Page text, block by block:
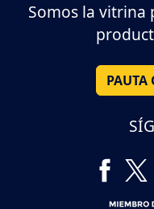
Somos la vitrina
PAUTA